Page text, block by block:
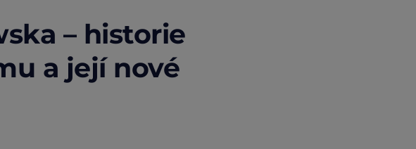
– historie
a její nové